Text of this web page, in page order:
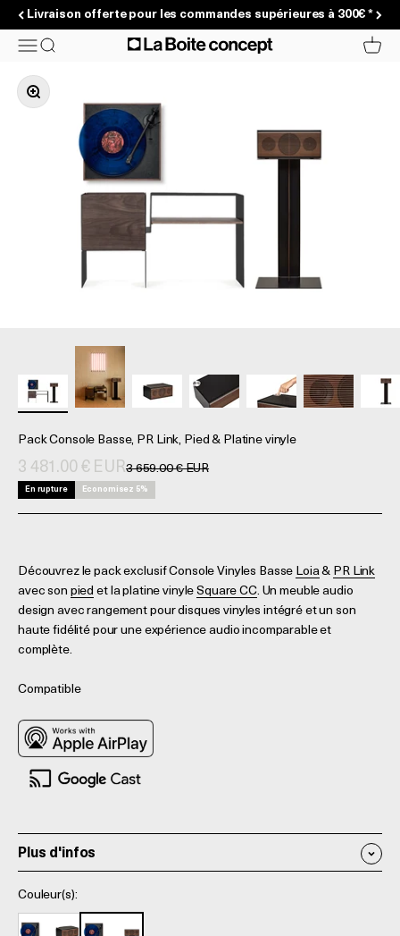
Passer au contenu
Livraison offerte pour les commandes supérieures à 300€ *
MenuRecherche La Boite concept Panier
Zoomer sur l'image
Pack Console Basse, PR Link, Pied & Platine vinyle
Prix de vente
3 481.00 € EURPrix normal
3 659.00 € EUR
En rupture Economisez 5%
Découvrez le pack exclusif Console Vinyles Basse Loia& PR Link
avec son pied et la platine vinyleSquare CC. Un meuble audio
design avec rangement pour disques vinyles intégré et un son
haute fidélité pour une expérience audio incomparable et
complète.
Compatible
Plus d'infos
Couleur(s):